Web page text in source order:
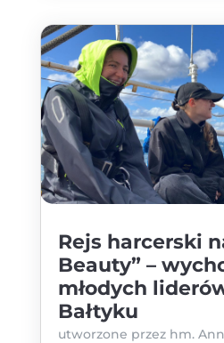
Rejs harcerski
Beauty” –
młodych
Bałtyku
utworzone przez hm.